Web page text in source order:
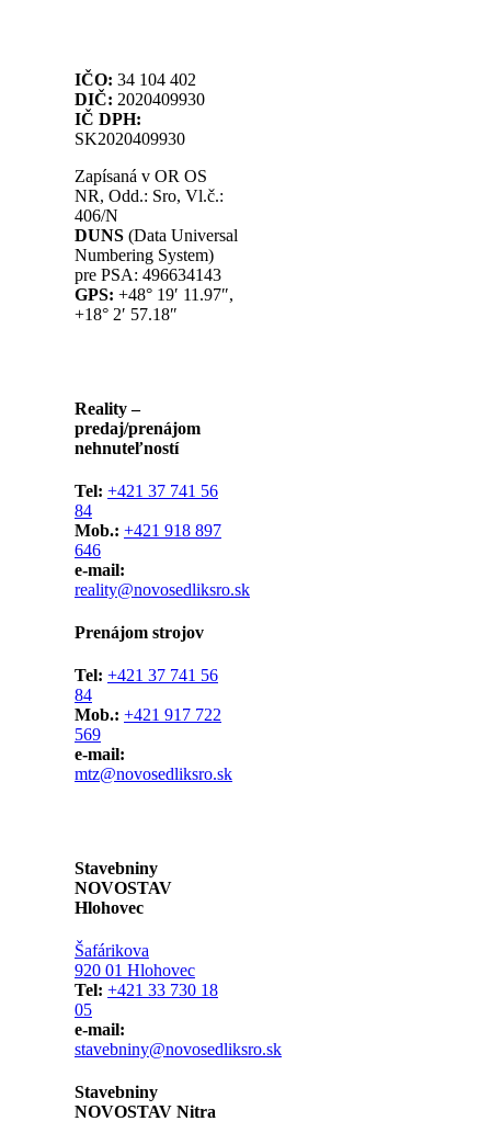
IČO: 34 104 402
DIČ: 2020409930
IČ DPH:
SK2020409930
Zapísaná v OR OS
NR, Odd.: Sro, Vl.č.:
406/N
DUNS (Data Universal
Numbering System)
pre PSA: 496634143
GPS: +48° 19′ 11.97″,
+18° 2′ 57.18″
Reality –
predaj/prenájom
nehnuteľností
Tel: +421 37 741 56
84
Mob.: +421 918 897
646
e-mail:
reality@novosedliksro.sk
Prenájom strojov
Tel: +421 37 741 56
84
Mob.: +421 917 722
569
e-mail:
mtz@novosedliksro.sk
Stavebniny
NOVOSTAV
Hlohovec
Šafárikova
920 01 Hlohovec
Tel: +421 33 730 18
05
e-mail:
stavebniny@novosedliksro.sk
Stavebniny
NOVOSTAV Nitra